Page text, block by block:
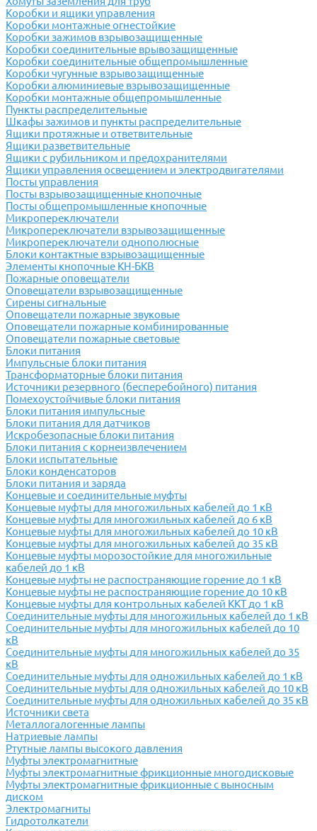
Коробки и ящики управления
Коробки монтажные огнестойкие
Коробки зажимов взрывозащищенные
Коробки соединительные врывозащищенные
Коробки соединительные общепромышленные
Коробки чугунные взрывозащищенные
Коробки алюминиевые взрывозащищенные
Коробки монтажные общепромышленные
Пункты распределительные
Шкафы зажимов и пункты распределительные
Ящики протяжные и ответвительные
Ящики разветвительные
Ящики с рубильником и предохранителями
Ящики управления освещением и электродвигателями
Посты управления
Посты взрывозащищенные кнопочные
Посты общепромышленные кнопочные
Микропереключатели
Микропереключатели взрывозащищенные
Микропереключатели однополюсные
Блоки контактные взрывозащищенные
Элементы кнопочные КН-БКВ
Пожарные оповещатели
Оповещатели взрывозащищенные
Сирены сигнальные
Оповещатели пожарные звуковые
Оповещатели пожарные комбинированные
Оповещатели пожарные световые
Блоки питания
Импульсные блоки питания
Трансформаторные блоки питания
Источники резервного (бесперебойного) питания
Помехоустойчивые блоки питания
Блоки питания импульсные
Блоки питания для датчиков
Искробезопасные блоки питания
Блоки питания с корнеизвлечением
Блоки испытательные
Блоки конденсаторов
Блоки питания и заряда
Концевые и соединительные муфты
Концевые муфты для многожильных кабелей до 1 кВ
Концевые муфты для многожильных кабелей до 6 кВ
Концевые муфты для многожильных кабелей до 10 кВ
Концевые муфты для многожильных кабелей до 35 кВ
Концевые муфты морозостойкие для многожильные
кабелей до 1 кВ
Концевые муфты не распостраняющие горение до 1 кВ
Концевые муфты не распостраняющие горение до 10 кВ
Концевые муфты для контрольных кабелей ККТ до 1 кВ
Соединительные муфты для многожильных кабелей до 1 кВ
Соединительные муфты для многожильных кабелей до 10
кВ
Соединительные муфты для многожильных кабелей до 35
кВ
Соединительные муфты для одножильных кабелей до 1 кВ
Соединительные муфты для одножильных кабелей до 10 кВ
Соединительные муфты для одножильных кабелей до 35 кВ
Источники света
Металлогалогенные лампы
Натриевые лампы
Ртутные лампы высокого давления
Муфты электромагнитные
Муфты электромагнитные фрикционные многодисковые
Муфты электромагнитные фрикционные с выносным
диском
Электромагниты
Гидротолкатели